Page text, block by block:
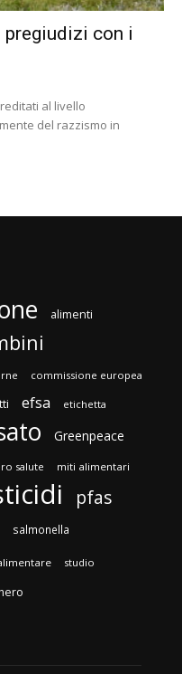
pregiudizi con i
al livello
del razzismo in
alimenti
commissione europea
efsa etichetta
Greenpeace
salute miti alimentari
pfas
salmonella
studio